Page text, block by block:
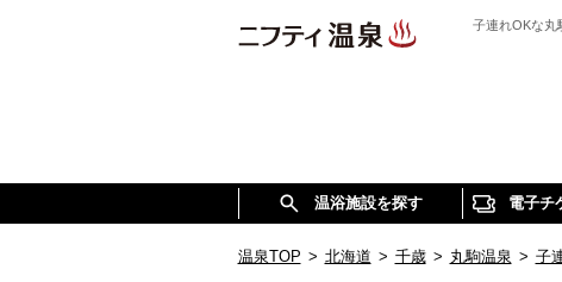
子連れOKな丸
温浴施設を探す 電子チ
温泉TOP > 北海道 > 千歳 > 丸駒温泉 > 子